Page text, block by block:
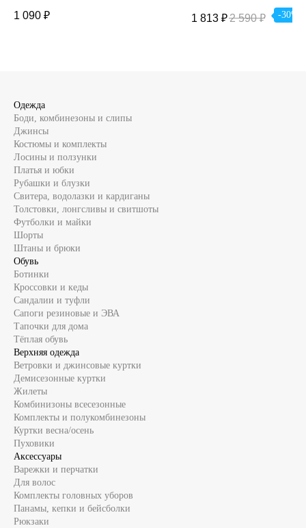
1 090 ₽
свободного кроя
подойдут на каждый
1 813 ₽2 590 ₽ -30%
Одежда
Боди, комбинезоны и слипы
Джинсы
Костюмы и комплекты
Лосины и ползунки
Платья и юбки
Рубашки и блузки
Свитера, водолазки и кардиганы
Толстовки, лонгсливы и свитшоты
Футболки и майки
Шорты
Штаны и брюки
Обувь
Ботинки
Кроссовки и кеды
Сандалии и туфли
Сапоги резиновые и ЭВА
Тапочки для дома
Тёплая обувь
Верхняя одежда
Ветровки и джинсовые куртки
Демисезонные куртки
Жилеты
Комбинизоны всесезонные
Комплекты и полукомбинезоны
Куртки весна/осень
Пуховики
Аксессуары
Варежки и перчатки
Для волос
Комплекты головных уборов
Панамы, кепки и бейсболки
Рюкзаки